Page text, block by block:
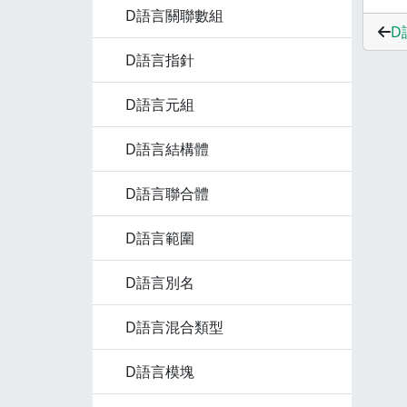
D語言關聯數組
D語言指針
D語言元組
D語言結構體
D語言聯合體
D語言範圍
D語言別名
D語言混合類型
D語言模塊
D